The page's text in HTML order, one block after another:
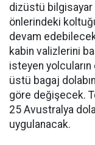
dizüstü bilgisayar
önlerindeki
devam
kabin valizlerini
isteyen
üstü bagaj
göre değişecek.
25 Avustralya
uygulanacak.